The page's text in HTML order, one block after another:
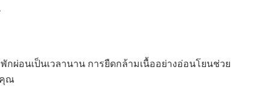
ผ่อนเป็นเวลานาน การยืดกล้ามเนื้ออย่างอ่อนโยนช่วย
คุณ